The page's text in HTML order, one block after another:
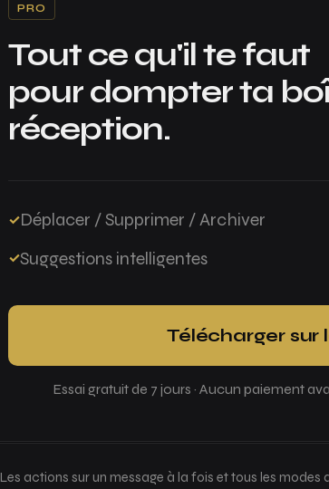
PRO
Tout ce qu'il te faut
pour dompter ta
réception.
Déplacer / Supprimer / Archiver
Suggestions intelligentes
Télécharger sur
Essai gratuit de 7 jours · Aucun paiement
Les actions sur un message à la fois et tous les